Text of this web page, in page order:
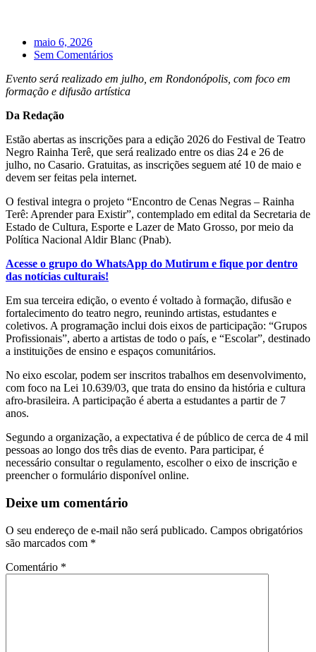
maio 6, 2026
Sem Comentários
Evento será realizado em julho, em Rondonópolis, com foco em
formação e difusão artística
Da Redação
Estão abertas as inscrições para a edição 2026 do Festival de Teatro
Negro Rainha Terê, que será realizado entre os dias 24 e 26 de
julho, no Casario. Gratuitas, as inscrições seguem até 10 de maio e
devem ser feitas pela internet.
O festival integra o projeto “Encontro de Cenas Negras – Rainha
Terê: Aprender para Existir”, contemplado em edital da Secretaria de
Estado de Cultura, Esporte e Lazer de Mato Grosso, por meio da
Política Nacional Aldir Blanc (Pnab).
Acesse o grupo do WhatsApp do Mutirum e fique por dentro
das notícias culturais!
Em sua terceira edição, o evento é voltado à formação, difusão e
fortalecimento do teatro negro, reunindo artistas, estudantes e
coletivos. A programação inclui dois eixos de participação: “Grupos
Profissionais”, aberto a artistas de todo o país, e “Escolar”, destinado
a instituições de ensino e espaços comunitários.
No eixo escolar, podem ser inscritos trabalhos em desenvolvimento,
com foco na Lei 10.639/03, que trata do ensino da história e cultura
afro-brasileira. A participação é aberta a estudantes a partir de 7
anos.
Segundo a organização, a expectativa é de público de cerca de 4 mil
pessoas ao longo dos três dias de evento. Para participar, é
necessário consultar o regulamento, escolher o eixo de inscrição e
preencher o formulário disponível online.
Deixe um comentário
O seu endereço de e-mail não será publicado. Campos obrigatórios
são marcados com *
Comentário *